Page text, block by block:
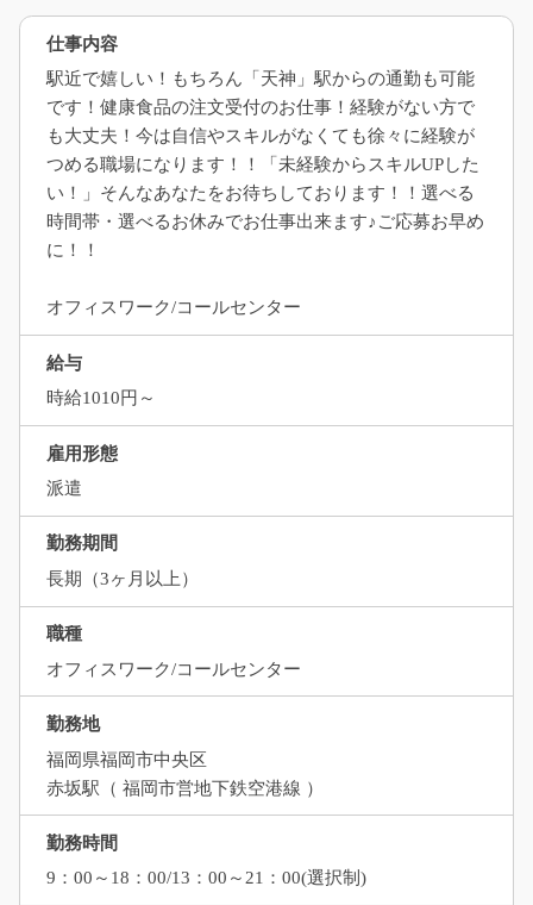
仕事内容
駅近で嬉しい！もちろん「天神」駅からの通勤も可能
です！健康食品の注文受付のお仕事！経験がない方で
も大丈夫！今は自信やスキルがなくても徐々に経験が
つめる職場になります！！「未経験からスキルUPした
い！」そんなあなたをお待ちしております！！選べる
時間帯・選べるお休みでお仕事出来ます♪ご応募お早め
に！！
オフィスワーク/コールセンター
給与
時給1010円～
雇用形態
派遣
勤務期間
長期（3ヶ月以上）
職種
オフィスワーク/コールセンター
勤務地
福岡県福岡市中央区
赤坂駅（ 福岡市営地下鉄空港線 ）
勤務時間
9：00～18：00/13：00～21：00(選択制)